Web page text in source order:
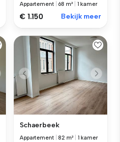
Appartement 68 m² 1 kamer
€ 1.150 Bekijk meer
Schaerbeek
Appartement |82 m² 1 kamer